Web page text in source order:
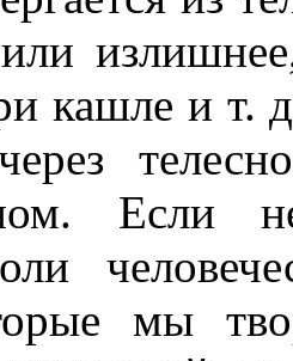
кашле и т.
Если
мы